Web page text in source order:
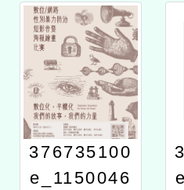
376735100
e_1150046